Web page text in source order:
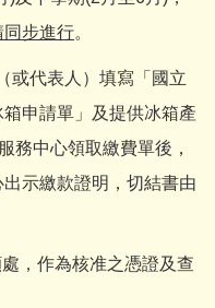
同步進行。
或代表人）填寫「國立
申請單」及提供冰箱產
務中心領取繳費單後，
示繳款證明，切結書由
，作為核准之憑證及查